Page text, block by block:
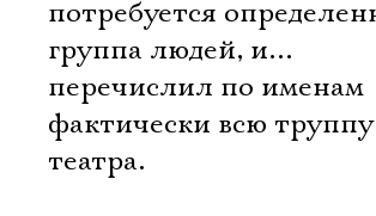
потребуется
группа людей, и…
перечислил по именам
фактически всю труппу
театра.